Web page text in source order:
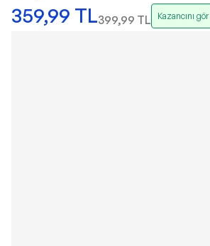
359,99 TL399,99 TL Kazancını gör